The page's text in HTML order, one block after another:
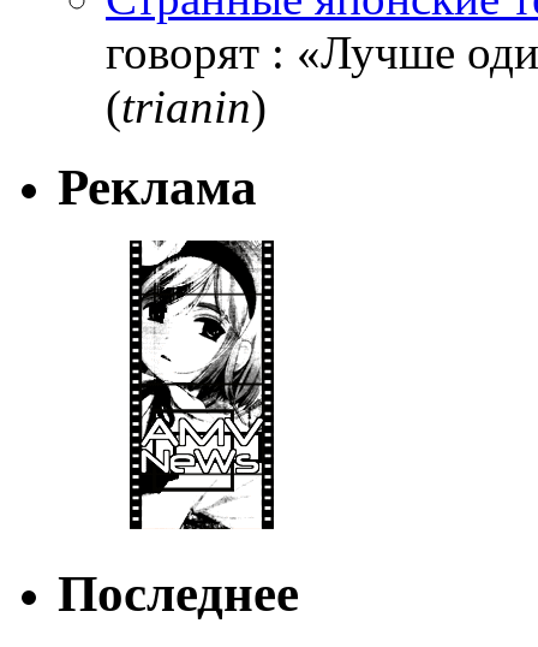
говорят : «Лучше
(trianin)
Реклама
Последнее